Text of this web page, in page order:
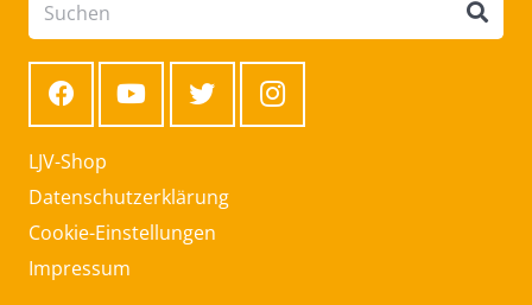
LJV-Shop
Datenschutzerklärung
Cookie-Einstellungen
Impressum